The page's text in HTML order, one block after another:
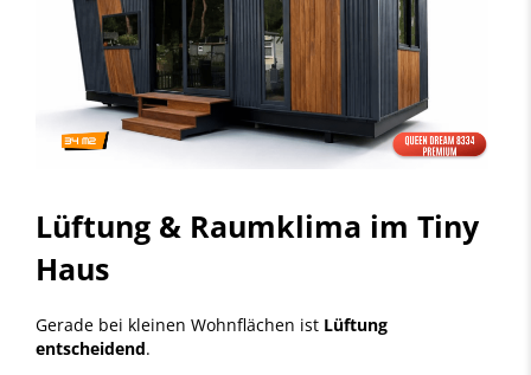
Lüftung & Raumklima im Tiny
Haus
Gerade bei kleinen Wohnflächen ist Lüftung
entscheidend.